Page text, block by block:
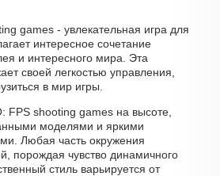
games - увлекательная игра для
интересное сочетание
и интересного мира. Эта
своей легкостью управления,
в мир игры.
FPS shooting games на высоте,
моделями и яркими
Любая часть окружения
порождая чувство динамичного
стиль варьируется от